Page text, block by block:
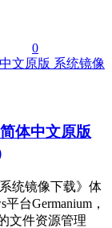
0
体中文原版
统镜像下载》体
台Germanium，
文件资源管理